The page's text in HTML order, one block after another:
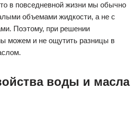
в повседневной жизни мы обычно
объемами жидкости, а не с
Поэтому, при решении
можем и не ощутить разницы в
воды и масла